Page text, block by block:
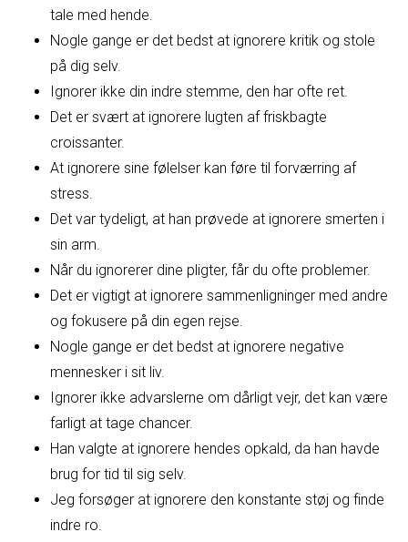
tale med hende.
Nogle gange er det bedst at ignorere kritik og stole
på dig selv.
Ignorer ikke din indre stemme, den har ofte ret.
Det er svært at ignorere lugten af friskbagte
croissanter.
At ignorere sine følelser kan føre til forværring af
stress.
Det var tydeligt, at han prøvede at ignorere smerten i
sin arm.
Når du ignorerer dine pligter, får du ofte problemer.
Det er vigtigt at ignorere sammenligninger med andre
og fokusere på din egen rejse.
Nogle gange er det bedst at ignorere negative
mennesker i sit liv.
Ignorer ikke advarslerne om dårligt vejr, det kan være
farligt at tage chancer.
Han valgte at ignorere hendes opkald, da han havde
brug for tid til sig selv.
Jeg forsøger at ignorere den konstante støj og finde
indre ro.